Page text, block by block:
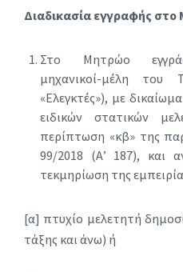
Διαδικασία εγγραφής
Στο Μητρώο
μηχανικοί-μέλη του
«Ελεγκτές»), με
ειδικών στατικών
περίπτωση «κβ» της
99/2018 (Α’ 187), και
τεκμηρίωση της
[α] πτυχίο μελετητή
τάξης και άνω) ή